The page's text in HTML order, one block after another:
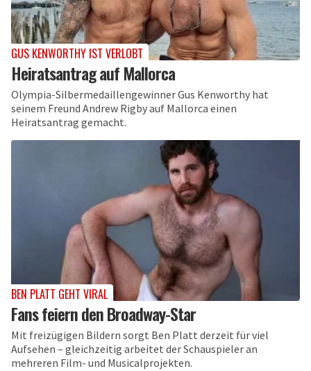
GUS KENWORTHY IST VERLOBT
Heiratsantrag auf Mallorca
Olympia-Silbermedaillengewinner Gus Kenworthy hat
seinem Freund Andrew Rigby auf Mallorca einen
Heiratsantrag gemacht.
BEN PLATT GEHT VIRAL
Fans feiern den Broadway-Star
Mit freizügigen Bildern sorgt Ben Platt derzeit für viel
Aufsehen – gleichzeitig arbeitet der Schauspieler an
mehreren Film- und Musicalprojekten.